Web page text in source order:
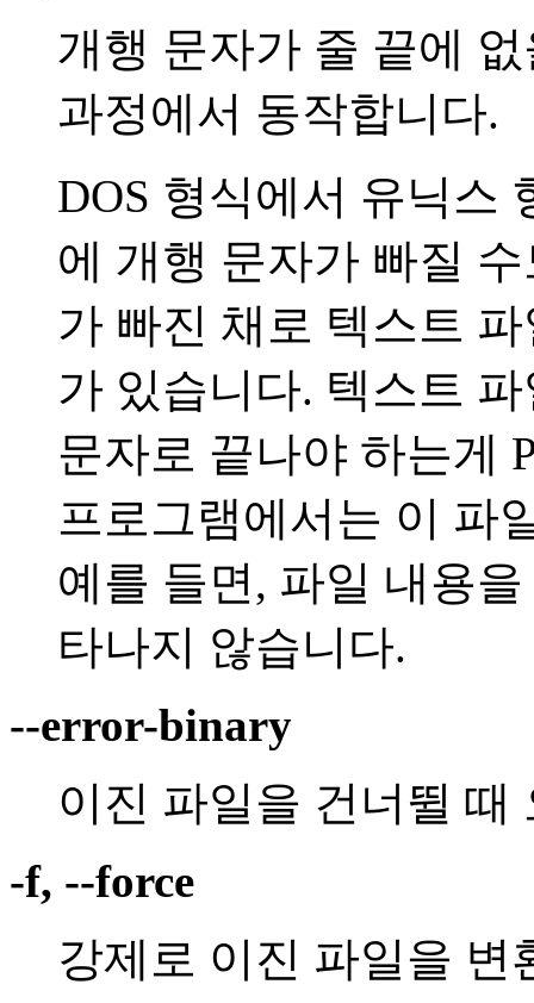
개행 문자가 줄 끝에
과정에서 동작합니다.
DOS 형식에서 유닉스
에 개행 문자가 빠질
가 빠진 채로 텍스트
가 있습니다. 텍스트
문자로 끝나야 하는게
프로그램에서는 이 파
예를 들면, 파일 내용
타나지 않습니다.
--error-binary
이진 파일을 건너뛸 때
-f, --force
강제로 이진 파일을 변